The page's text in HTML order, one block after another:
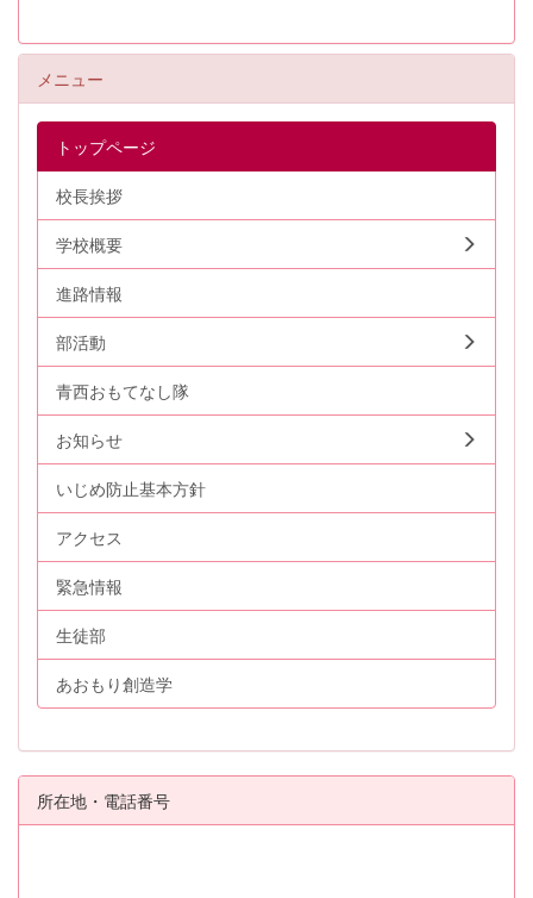
メニュー
トップページ
校長挨拶
学校概要
進路情報
部活動
青西おもてなし隊
お知らせ
いじめ防止基本方針
アクセス
緊急情報
生徒部
あおもり創造学
所在地・電話番号